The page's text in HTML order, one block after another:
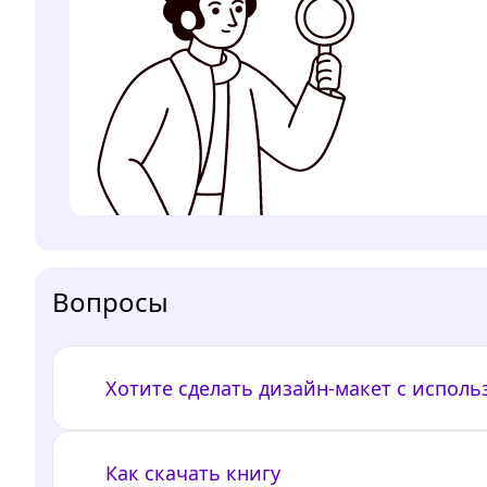
Вопросы
Хотите сделать дизайн-макет с
Как скачать книгу